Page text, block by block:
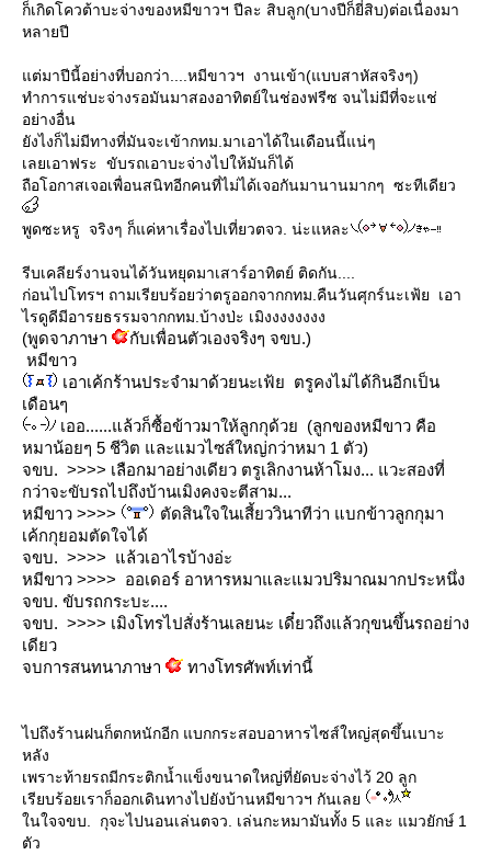
ก็เกิดโควต้าบะจ่างของหมีขาวฯ ปีละ สิบลูก(บางปีก็ยี่สิบ)ต่อเนื่องมา
หลายปี
ต่มาปีนี้อย่างที่บอกว่า....หมีขาวฯ งานเข้า(แบบสาหัสจริงๆ)
ทำการแช่บะจ่างรอมันมาสองอาทิตย์ในช่องฟรีซ จนไม่มีที่จะแช่
อย่างอื่น
ังไงก็ไม่มีทางที่มันจะเข้ากทม.มาเอาได้ในเดือนนี้แน่ๆ
เลยเอาฟระ ขับรถเอาบะจ่างไปให้มันก็ได้
ถือโอกาสเจอเพื่อนสนิทอีกคนที่ไม่ได้เจอกันมานานมากๆ ซะทีเดียว
พูดซะหรู จริงๆ ก็แค่หาเรื่องไปเที่ยวตจว. น่ะแหละ
รีบเคลียร์งานจนได้วันหยุดมาเสาร์อาทิตย์ ติดกัน....
ก่อนไปโทรฯ ถามเรียบร้อยว่าตรูออกจากกทม.คืนวันศุกร์นะเฟ้ย เอา
ไรดูดีมีอารยธรรมจากกทม.บ้างป่ะ เมิงงงงงงงง
(พูดจาภาษา
กับเพื่อนตัวเองจริงๆ จขบ.)
หมีขาว
เอาเค้กร้านประจำมาด้วยนะเฟ้ย ตรูคงไม่ได้กินอีกเป็น
เดือนๆ
เออ......แล้วก็ซื้อข้าวมาให้ลูกกุด้วย (ลูกของหมีขาว คือ
หมาน้อยๆ 5 ชีวิต และแมวไซส์ใหญ่กว่าหมา 1 ตัว)
จขบ. >>>> เลือกมาอย่างเดียว ตรูเลิกงานห้าโมง... แวะสองที่
กว่าจะขับรถไปถึงบ้านเมิงคงจะตีสาม...
หมีขาว >>>>
ตัดสินใจในเสี้ยววินาทีว่า แบกข้าวลูกกุมา
เค้กกุยอมตัดใจได้
จขบ. >>>> แล้วเอาไรบ้างอ่ะ
หมีขาว >>>> ออเดอร์ อาหารหมาและแมวปริมาณมากประหนึ่ง
จขบ. ขับรถกระบะ....
จขบ. >>>> เมิงโทรไปสั่งร้านเลยนะ เดี๋ยวถึงแล้วกุขนขึ้นรถอย่าง
เดียว
จบการสนทนาภาษา
ทางโทรศัพท์เท่านี้
ไปถึงร้านฝนก็ตกหนักอีก แบกกระสอบอาหารไซส์ใหญ่สุดขึ้นเบาะ
หลัง
เพราะท้ายรถมีกระติกน้ำแข็งขนาดใหญ่ที่ยัดบะจ่างไว้ 20 ลูก
เรียบร้อยเราก็ออกเดินทางไปยังบ้านหมีขาวฯ กันเล
นใจจขบ. กุจะไปนอนเล่นตจว. เล่นกะหมามันทั้ง 5 และ แมวยักษ์ 1
ตัว